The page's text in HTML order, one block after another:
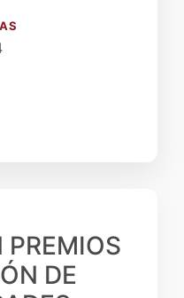
PREMIOS
DE